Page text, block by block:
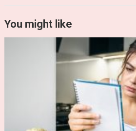
You might like